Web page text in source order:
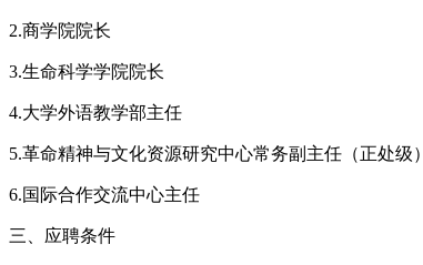
2.商学院院长
3.生命科学学院院长
4.大学外语教学部主任
5.革命精神与文化资源研究中心常务副主任（正处级）
6.国际合作交流中心主任
三、应聘条件